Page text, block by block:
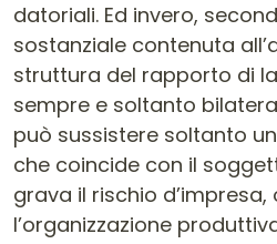
datoriali. Ed invero,
sostanziale contenuta
struttura del rapporto di
sempre e soltanto
può sussistere soltanto
che coincide con il
grava il rischio d’impresa,
l’organizzazione